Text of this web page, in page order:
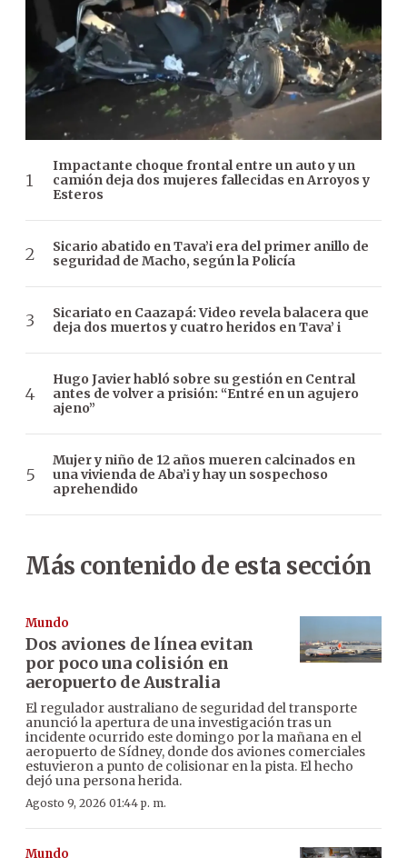
Impactante choque frontal entre un auto y un
camión deja dos mujeres fallecidas en Arroyos y
Esteros
Sicario abatido en Tava’i era del primer anillo de
seguridad de Macho, según la Policía
Sicariato en Caazapá: Video revela balacera que
deja dos muertos y cuatro heridos en Tava’ i
Hugo Javier habló sobre su gestión en Central
antes de volver a prisión: “Entré en un agujero
ajeno”
Mujer y niño de 12 años mueren calcinados en
una vivienda de Aba’i y hay un sospechoso
aprehendido
Más contenido de esta sección
Mundo
Dos aviones de línea evitan
por poco una colisión en
aeropuerto de Australia
El regulador australiano de seguridad del transporte
anunció la apertura de una investigación tras un
incidente ocurrido este domingo por la mañana en el
aeropuerto de Sídney, donde dos aviones comerciales
estuvieron a punto de colisionar en la pista. El hecho
dejó una persona herida.
Agosto 9, 2026 01:44 p. m.
Mundo